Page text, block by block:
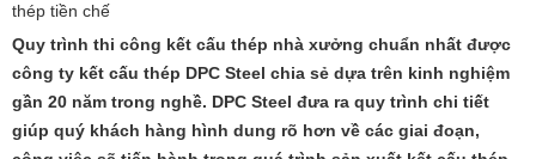
thép tiền chế
Quy trình thi công kết cấu thép nhà xưởng chuẩn nhất được
công ty kết cấu thép DPC Steel chia sẻ dựa trên kinh nghiệm
gần 20 năm trong nghề. DPC Steel đưa ra quy trình chi tiết
giúp quý khách hàng hình dung rõ hơn về các giai đoạn,